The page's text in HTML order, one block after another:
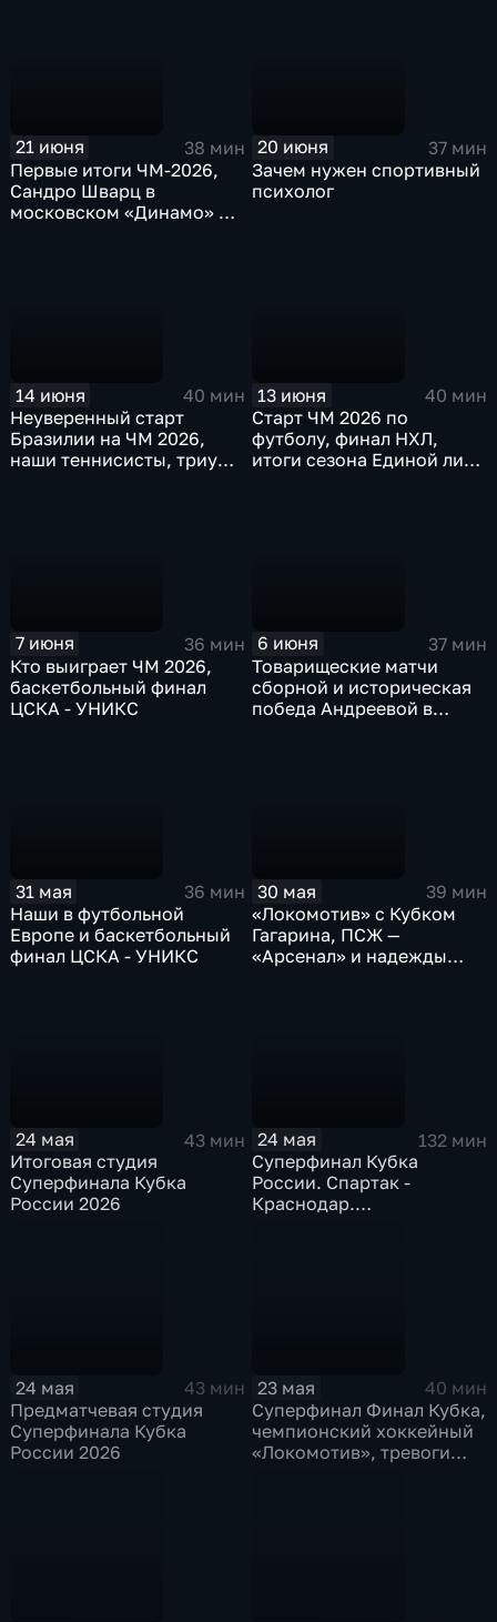
21 июня
38 мин
Первые итоги ЧМ-2026,
Сандро Шварц в
московском «Динамо» и
20 июня
37 мин
Зачем нужен спортивный
психолог
14 июня
40 мин
Неуверенный старт
Бразилии на ЧМ 2026,
наши теннисисты, триумф
13 июня
40 мин
Старт ЧМ 2026 по
футболу, финал НХЛ,
итоги сезона Единой лиги
7 июня
36 мин
Кто выиграет ЧМ 2026,
баскетбольный финал
ЦСКА - УНИКС
6 июня
37 мин
Товарищеские матчи
сборной и историческая
победа Андреевой в
31 мая
36 мин
Наши в футбольной
Европе и баскетбольный
финал ЦСКА - УНИКС
30 мая
39 мин
«Локомотив» с Кубком
Гагарина, ПСЖ —
«Арсенал» и надежды
24 мая
43 мин
Итоговая студия
Суперфинала Кубка
России 2026
24 мая
132 мин
Суперфинал Кубка
России. Спартак -
Краснодар.
24 мая
43 мин
Предматчевая студия
Суперфинала Кубка
России 2026
23 мая
40 мин
Суперфинал Финал Кубка,
чемпионский хоккейный
«Локомотив», тревоги